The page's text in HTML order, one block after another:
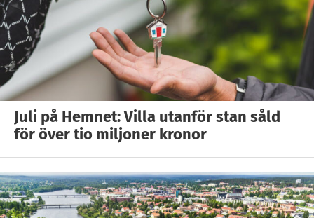
Juli på Hemnet: Villa utanför stan såld
för över tio miljoner kronor